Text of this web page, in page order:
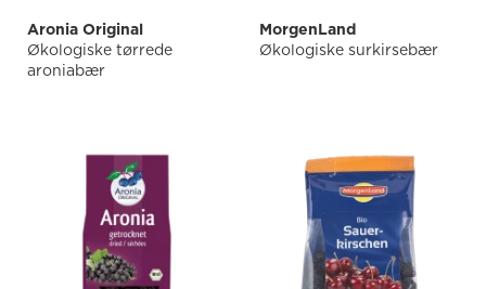
Aronia Original
Økologiske tørrede
aroniabær
MorgenLand
Økologiske surkirsebær